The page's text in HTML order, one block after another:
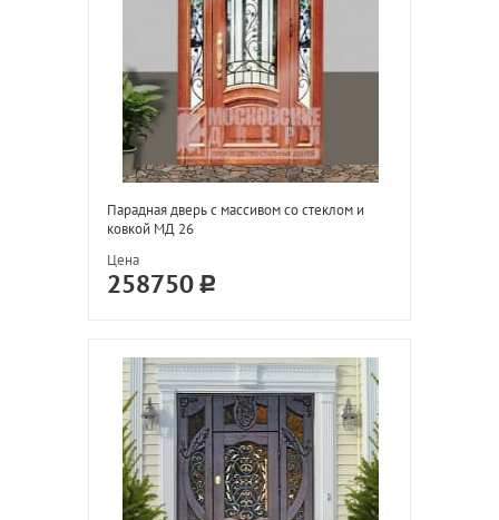
Парадная дверь с массивом со стеклом и
ковкой МД 26
Цена
258750